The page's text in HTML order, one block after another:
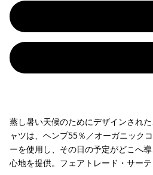
蒸し暑い天候のためにデザインされ
ャツは、ヘンプ55％／オーガニック
ーを使用し、その日の予定がどこへ
心地を提供。フェアトレード・サー